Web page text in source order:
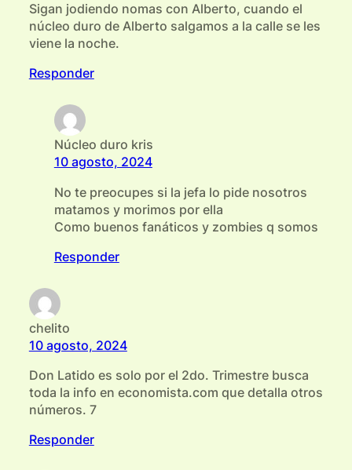
Sigan jodiendo nomas con Alberto, cuando el
núcleo duro de Alberto salgamos a la calle se les
viene la noche.
Responder
Núcleo duro kris
10 agosto, 2024
No te preocupes si la jefa lo pide nosotros
matamos y morimos por ella
Como buenos fanáticos y zombies q somos
Responder
chelito
10 agosto, 2024
Don Latido es solo por el 2do. Trimestre busca
toda la info en economista.com que detalla otros
números. 7
Responder